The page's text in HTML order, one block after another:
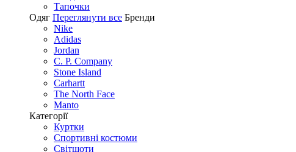
Tапочки
Одяг Переглянути все Бренди
Nike
Adidas
Jordan
C. P. Company
Stone Island
Carhartt
The North Face
Manto
Категорії
Куртки
Спортивні костюми
Світшоти